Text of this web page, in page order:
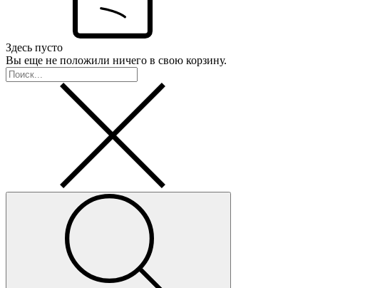
Здесь пусто
Вы еще не положили ничего в свою корзину.